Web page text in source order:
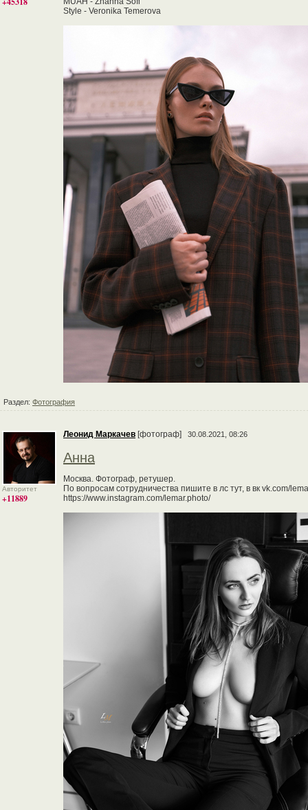
Style - Veronika Temerova
Раздел: Фотография
Авторитет
+11889
Леонид Маркачев [фотограф] 30.08.2021, 08:26
Анна
Москва. Фотограф, ретушер.
По вопросам сотрудничества пишите в лс тут, в вк vk.com/
https://www.instagram.com/lemar.photo/